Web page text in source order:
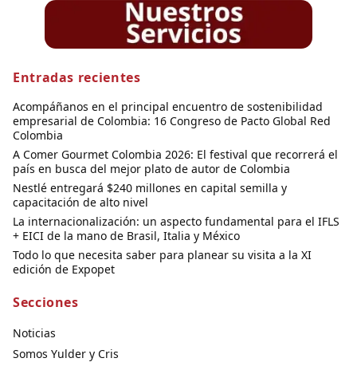
Entradas recientes
Acompáñanos en el principal encuentro de sostenibilidad
empresarial de Colombia: 16 Congreso de Pacto Global Red
Colombia
A Comer Gourmet Colombia 2026: El festival que recorrerá el
país en busca del mejor plato de autor de Colombia
Nestlé entregará $240 millones en capital semilla y
capacitación de alto nivel
La internacionalización: un aspecto fundamental para el IFLS
+ EICI de la mano de Brasil, Italia y México
Todo lo que necesita saber para planear su visita a la XI
edición de Expopet
Secciones
Noticias
Somos Yulder y Cris